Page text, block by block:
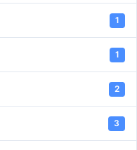
1
1
2
3